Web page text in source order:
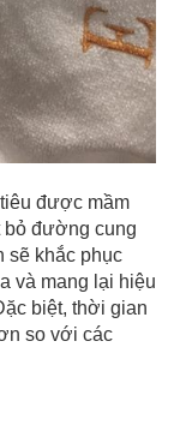
được mầm
bỏ đường cung
sẽ khắc phục
và mang lại hiệu
biệt, thời gian
so với các